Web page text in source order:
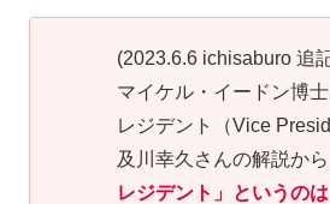
(2023.6.6 ichisaburo 追
マイケル・イードン博
レジデント（Vice
及川幸久さんの解説か
レジデント」というの